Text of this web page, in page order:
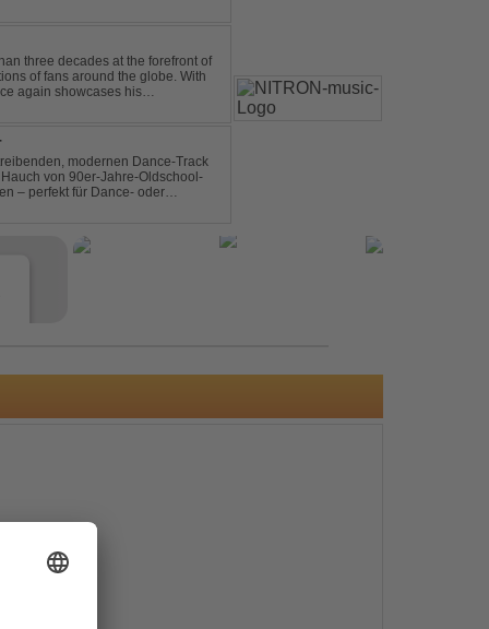
three decades at the forefront of
of fans around the globe. With
again showcases his
modernen Dance-Track
Hauch von 90er-Jahre-Oldschool-
– perfekt für Dance- oder